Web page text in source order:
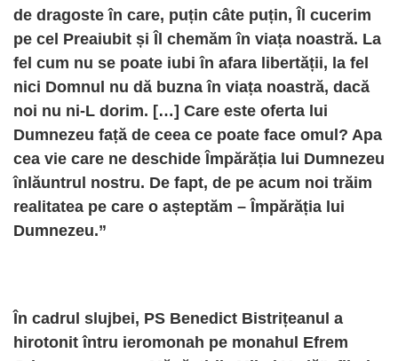
de dragoste în care, puțin câte puțin, Îl cucerim
pe cel Preaiubit și Îl chemăm în viața noastră. La
fel cum nu se poate iubi în afara libertății, la fel
nici Domnul nu dă buzna în viața noastră, dacă
noi nu ni-L dorim. […] Care este oferta lui
Dumnezeu față de ceea ce poate face omul? Apa
cea vie care ne deschide Împărăția lui Dumnezeu
înlăuntrul nostru. De fapt, de pe acum noi trăim
realitatea pe care o așteptăm – Împărăția lui
Dumnezeu.”
În cadrul slujbei, PS Benedict Bistrițeanul a
hirotonit întru ieromonah pe monahul Efrem